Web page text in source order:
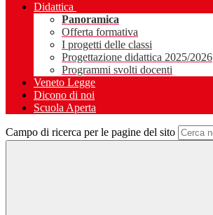
Didattica
Panoramica
Offerta formativa
I progetti delle classi
Progettazione didattica 2025/2026
Programmi svolti docenti
Veneto Legge
Dicono di noi
Scuola Aperta
Campo di ricerca per le pagine del sito